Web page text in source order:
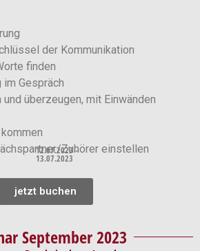
der Kommunikation
finden
im Gespräch
überzeugen, mit Einwänden
Zuhörer einstellen
12.07.2023 -
13.07.2023
jetzt buchen
September 2023